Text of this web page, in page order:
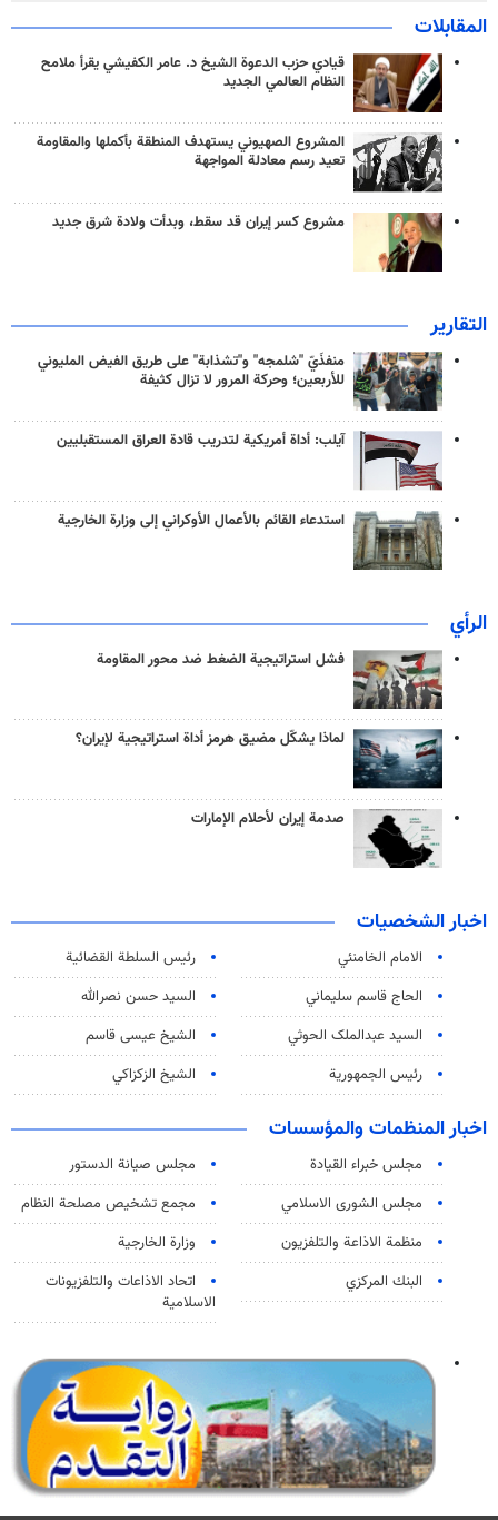
المقابلات
قيادي حزب الدعوة الشيخ د. عامر الكفيشي يقرأ ملامح
النظام العالمي الجديد
المشروع الصهيوني يستهدف المنطقة بأكملها والمقاومة
تعيد رسم معادلة المواجهة
مشروع كسر إيران قد سقط، وبدأت ولادة شرق جديد
التقارير
منفذَيّ "شلمجه" و"تشذابة" على طريق الفيض المليوني
للأربعين؛ وحركة المرور لا تزال كثيفة
آيلب: أداة أمريكية لتدريب قادة العراق المستقبليين
استدعاء القائم بالأعمال الأوكراني إلى وزارة الخارجية
الرأي
فشل استراتيجية الضغط ضد محور المقاومة
لماذا يشكّل مضيق هرمز أداة استراتيجية لإيران؟
صدمة إيران لأحلام الإمارات
اخبار الشخصيات
الامام الخامنئي
رئیس السلطة القضائیة
الحاج قاسم سليماني
السيد حسن نصرالله
السید عبدالملک الحوثي
الشيخ عيسى قاسم
رئيس الجمهورية
الشيخ الزكزاكي
اخبار المنظمات والمؤسسات
مجلس خبراء القيادة
مجلس صيانة الدستور
مجلس الشورى الاسلامي
مجمع تشخيص مصلحة النظام
منظمة الاذاعة والتلفزیون
وزارة الخارجية
البنك المركزي
اتحاد الاذاعات والتلفزيونات
الاسلامية